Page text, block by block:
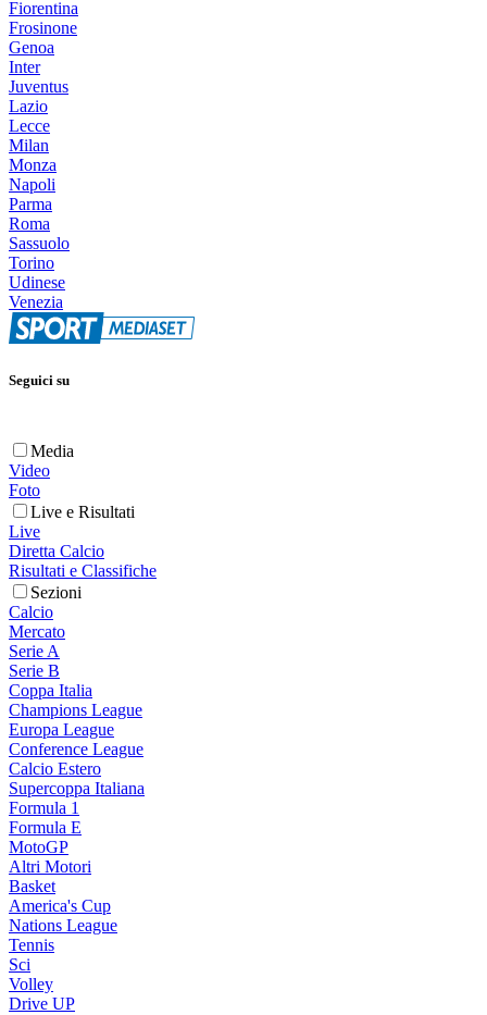
Fiorentina
Frosinone
Genoa
Inter
Juventus
Lazio
Lecce
Milan
Monza
Napoli
Parma
Roma
Sassuolo
Torino
Udinese
Venezia
Seguici su
Media
Video
Foto
Live e Risultati
Live
Diretta Calcio
Risultati e Classifiche
Sezioni
Calcio
Mercato
Serie A
Serie B
Coppa Italia
Champions League
Europa League
Conference League
Calcio Estero
Supercoppa Italiana
Formula 1
Formula E
MotoGP
Altri Motori
Basket
America's Cup
Nations League
Tennis
Sci
Volley
Drive UP